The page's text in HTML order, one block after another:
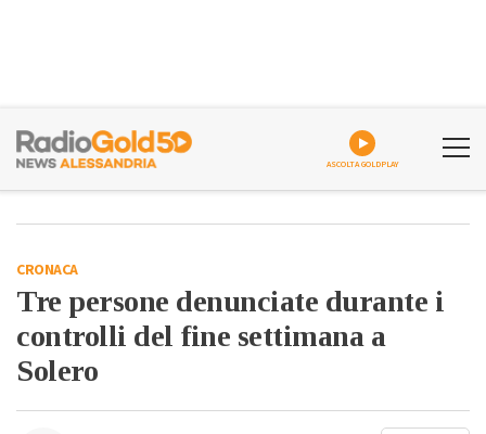
ASCOLTA GOLDPLAY
CRONACA
Tre persone denunciate durante i
controlli del fine settimana a
Solero